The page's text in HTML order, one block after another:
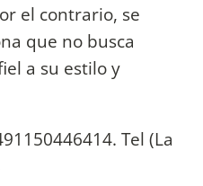
el contrario, se
que no busca
a su estilo y
Tel (La